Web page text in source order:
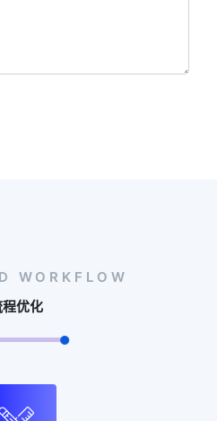
WORKFLOW
优化